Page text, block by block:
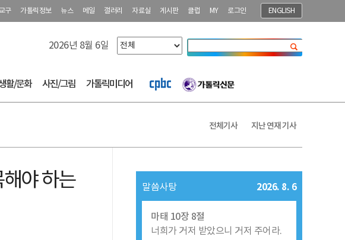
구 가톨릭정보 뉴스 메일 갤러리 자료실 게시판 클럽 MY 로그인 ENGLISH
2026년 8월 6일
활/문화 사진/그림 가톨릭미디어
전체기사 지난 연재 기사
야 하는
말씀사탕 2026. 8. 6
마태 10장 8절
너희가 거저 받았으니 거저 주어라.